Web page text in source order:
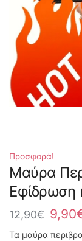
Προσφορά!
Μαύρα
Εφίδρωση
12,90€ 9,90
Τα μαύρα